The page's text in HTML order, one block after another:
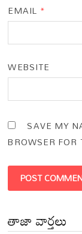
EMAIL *
WEBSITE
SAVE MY
BROWSER
తాజా వార్తలు